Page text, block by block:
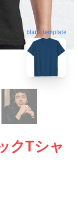
blank template
クTシャ